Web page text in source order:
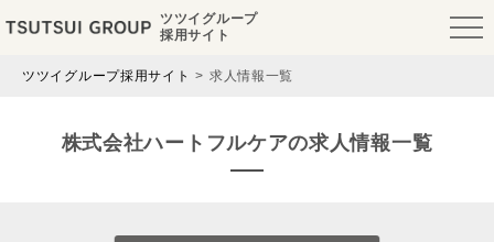
ツツイグループ
採用サイト
ツツイグループ採用サイト 求人情報一覧
株式会社ハートフルケアの求人情報一覧